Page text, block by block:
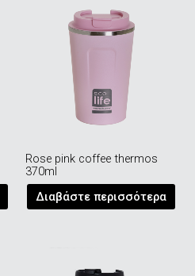
Rose pink coffee thermos
370ml
Διαβάστε περισσότερα